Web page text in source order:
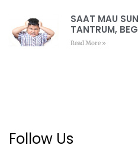
SAAT MAU
TANTRUM,
Read More »
Follow Us